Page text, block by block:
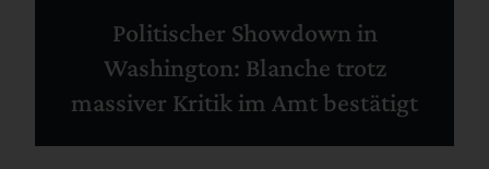
Politischer Showdown in
Washington: Blanche trotz
massiver Kritik im Amt bestätigt